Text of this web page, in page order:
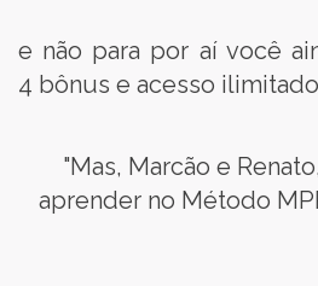
e não para por aí você
4 bônus e acesso
"Mas, Marcão e
aprender no Método